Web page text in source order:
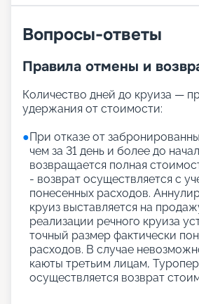
Вопросы-ответы
Правила отмены и
Количество дней до круиза —
удержания от стоимости:
●При отказе от
чем за 31 день и более до
возвращается полная
- возврат осуществляется с
понесенных расходов.
круиз выставляется на
реализации речного круиза
точный размер фактически
расходов. В случае
каюты третьим лицам,
осуществляется возврат